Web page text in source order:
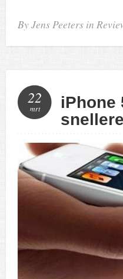
By Jens Peeters in
22
mrt
iPhone